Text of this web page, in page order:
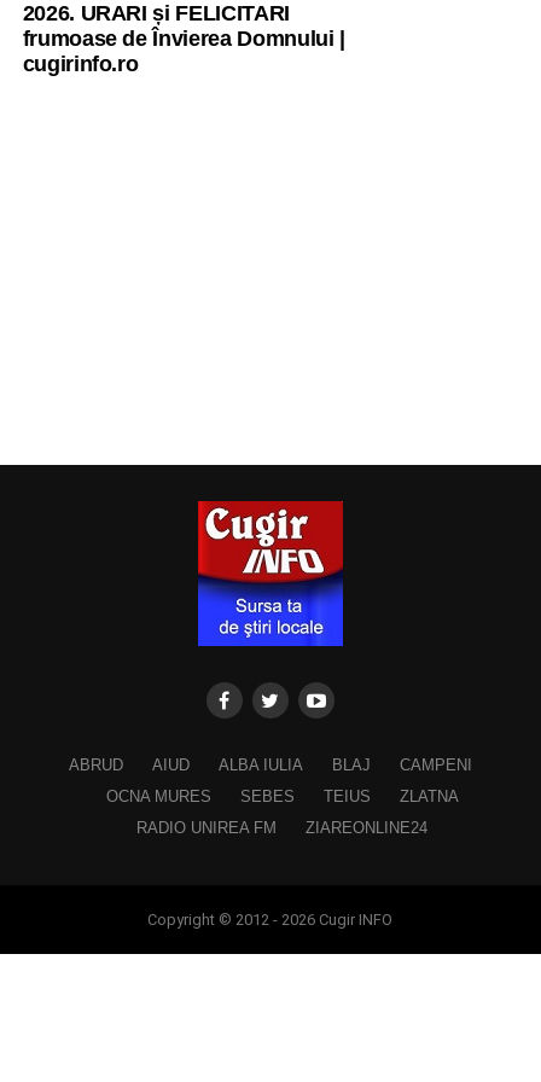
2026. URARI și FELICITARI
frumoase de Învierea Domnului |
cugirinfo.ro
ABRUD AIUD ALBA IULIA BLAJ
CAMPENI
OCNA MURES
SEBES TEIUS
ZLATNA
RADIO UNIREA FM
ZIAREONLINE24
Copyright © 2012 - 2026 Cugir INFO